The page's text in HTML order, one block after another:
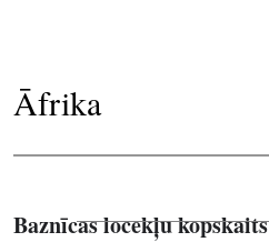
Āfrika
Baznīcas locekļu kopskaits